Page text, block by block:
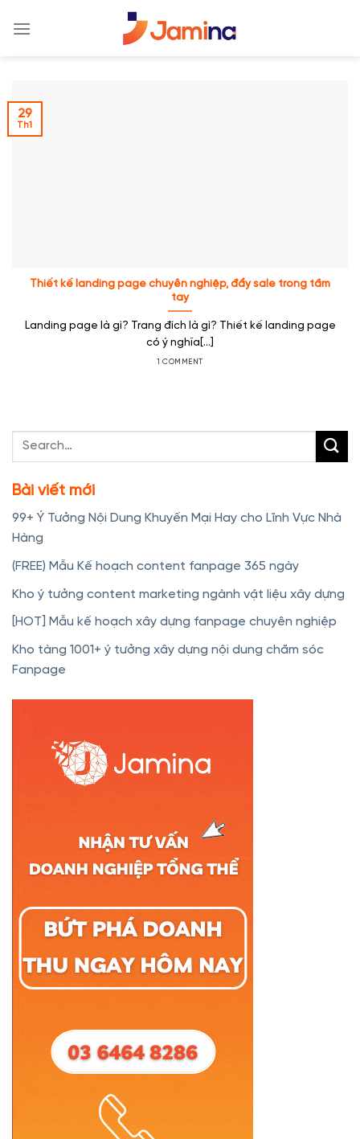
Thiết kế landing page chuyên nghiệp, đẩy sale trong tầm
tay
Landing page là gì? Trang đích là gì? Thiết kế landing page
có ý nghĩa[...]
1 COMMENT
29
Th1
Bài viết mới
99+ Ý Tưởng Nội Dung Khuyến Mại Hay cho Lĩnh Vực Nhà
Hàng
(FREE) Mẫu Kế hoạch content fanpage 365 ngày
Kho ý tưởng content marketing ngành vật liệu xây dựng
[HOT] Mẫu kế hoạch xây dựng fanpage chuyên nghiệp
Kho tàng 1001+ ý tưởng xây dựng nội dung chăm sóc
Fanpage